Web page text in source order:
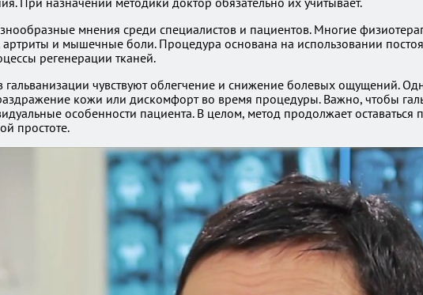
мнения среди специалистов и пациентов. Многие
и мышечные боли. Процедура основана на использовании
регенерации тканей.
гальванизации чувствуют облегчение и снижение болевых ощущений.
кожи или дискомфорт во время процедуры. Важно, чтобы
особенности пациента. В целом, метод продолжает
простоте.